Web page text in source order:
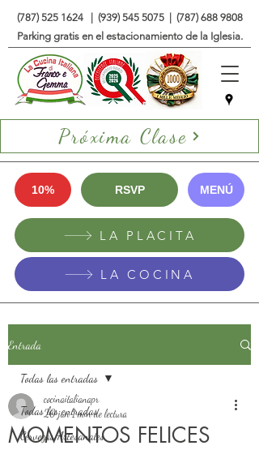
(787) 525 1624| (939) 545 5075| (787) 688 9808
Parking gratis en el estacionamiento de la Iglesia.
Próxima Clase
10% RSVP MENÚ
LA PLACITA
LA COCINA
Entrada
Todas las entradas
Cervezas Artesanales
Todas las entradas
MOMENTOS FELICES
cocinaitalianapr
20 jun 1 min de lectura